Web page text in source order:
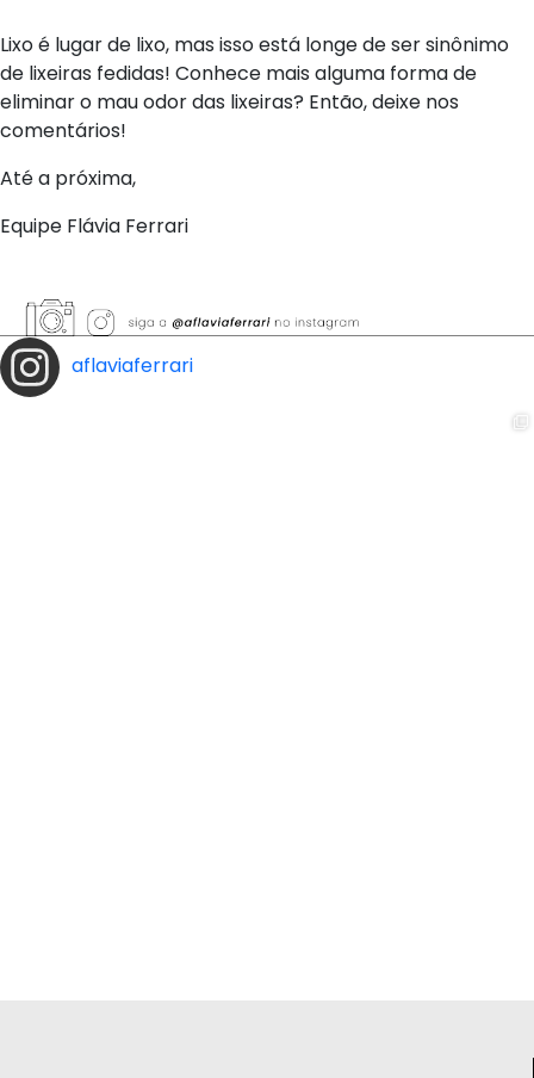
Lixo é lugar de lixo, mas isso está longe de ser sinônimo
de lixeiras fedidas! Conhece mais alguma forma de
eliminar o mau odor das lixeiras? Então, deixe nos
comentários!
Até a próxima,
Equipe Flávia Ferrari
aflaviaferrari